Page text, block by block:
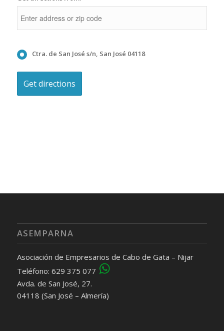
Ctra. de San José s/n, San José 04118
ASEMPARNA
Asociación de Empresarios de Cabo de Gata – Nijar
Teléfono: 629 375 077
Avda. de San José, 27.
04118 (San José – Almería)